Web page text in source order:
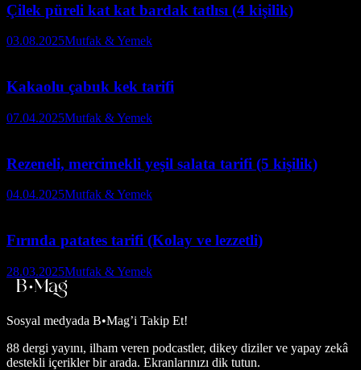
Çilek püreli kat kat bardak tatlısı (4 kişilik)
03.08.2025Mutfak & Yemek
Kakaolu çabuk kek tarifi
07.04.2025Mutfak & Yemek
Rezeneli, mercimekli yeşil salata tarifi (5 kişilik)
04.04.2025Mutfak & Yemek
Fırında patates tarifi (Kolay ve lezzetli)
28.03.2025Mutfak & Yemek
Sosyal medyada B•Mag’i Takip Et!
88 dergi yayını, ilham veren podcastler, dikey diziler ve yapay zekâ
destekli içerikler bir arada. Ekranlarınızı dik tutun.